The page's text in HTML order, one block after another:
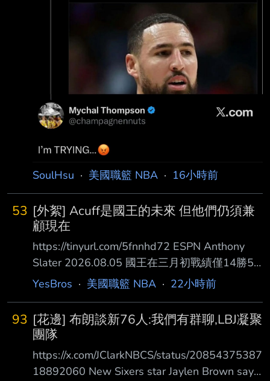
SoulHsu · 美國職籃 NBA · 16小時前
53 [外絮] Acuff是國王的未來 但他們仍須兼
顧現在
https://tinyurl.com/5fnnhd72 ESPN Anthony
Slater 2026.08.05 國王在三月初戰績僅14勝50
敗排名墊底，穩穩站在起碼前五順位的有利位
國王並沒有像其他幾支球隊在球季尾聲那樣徹底
擺爛，他們 反而持續讓幾位有生產力的老將上
場，並開始大量培養年輕球員，最終累積出足夠
的氣勢 ，在最後18場比賽中贏下8場。這段期間
可以說是他們整個球季打得最好、同時也是最具
YesBros · 美國職籃 NBA · 22小時前
93 [花邊] 布朗談新76人:我們有群聊,LBJ凝聚
團隊
https://x.com/JClarkNBCS/status/20854375387
18892060 New Sixers star Jaylen Brown says